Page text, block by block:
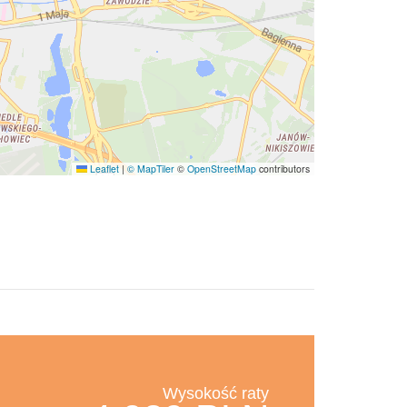
Leaflet | © MapTiler © OpenStreetMap contributors
Wysokość raty